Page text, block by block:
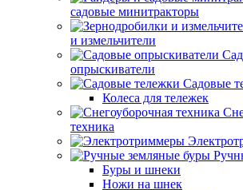
садовые минитракторы
и измельчители
опрыскиватели
Садовые
Колеса для тележек
техника
Буры и шнеки
Ножи на шнек